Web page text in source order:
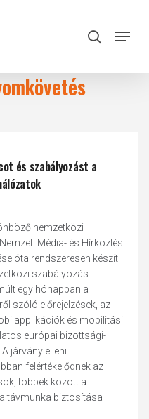
search
Menu
és szabályozást a
nemzetközi
Média- és Hírközlési
óta rendszeresen készít
szabályozás
egy hónapban a
szóló előrejelzések, az
és mobilitási
európai bizottsági-
járvány elleni
felértékelődnek az
többek között a
távmunka biztosítása
Close